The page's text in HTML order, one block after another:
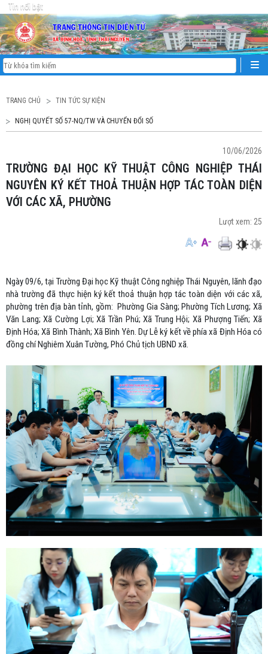
Tin nổi bật
TRANG CHỦ TIN TỨC SỰ KIỆN
NGHỊ QUYẾT SỐ 57-NQ/TW VÀ CHUYỂN ĐỔI SỐ
10/06/2026
TRƯỜNG ĐẠI HỌC KỸ THUẬT CÔNG NGHIỆP THÁI
NGUYÊN KÝ KẾT THOẢ THUẬN HỢP TÁC TOÀN DIỆN
VỚI CÁC XÃ, PHƯỜNG
Lượt xem: 25
Ngày 09/6, tại Trường Đại học Kỹ thuật Công nghiệp Thái Nguyên, lãnh đạo
nhà trường đã thực hiện ký kết thoả thuận hợp tác toàn diện với các xã,
phường trên địa bàn tỉnh, gồm: Phường Gia Sàng; Phường Tích Lương; Xã
Văn Lang; Xã Cường Lợi; Xã Trần Phú; Xã Trung Hội; Xã Phượng Tiến; Xã
Định Hóa; Xã Bình Thành; Xã Bình Yên. Dự Lễ ký kết về phía xã Định Hóa có
đồng chí Nghiêm Xuân Tường, Phó Chủ tịch UBND xã.